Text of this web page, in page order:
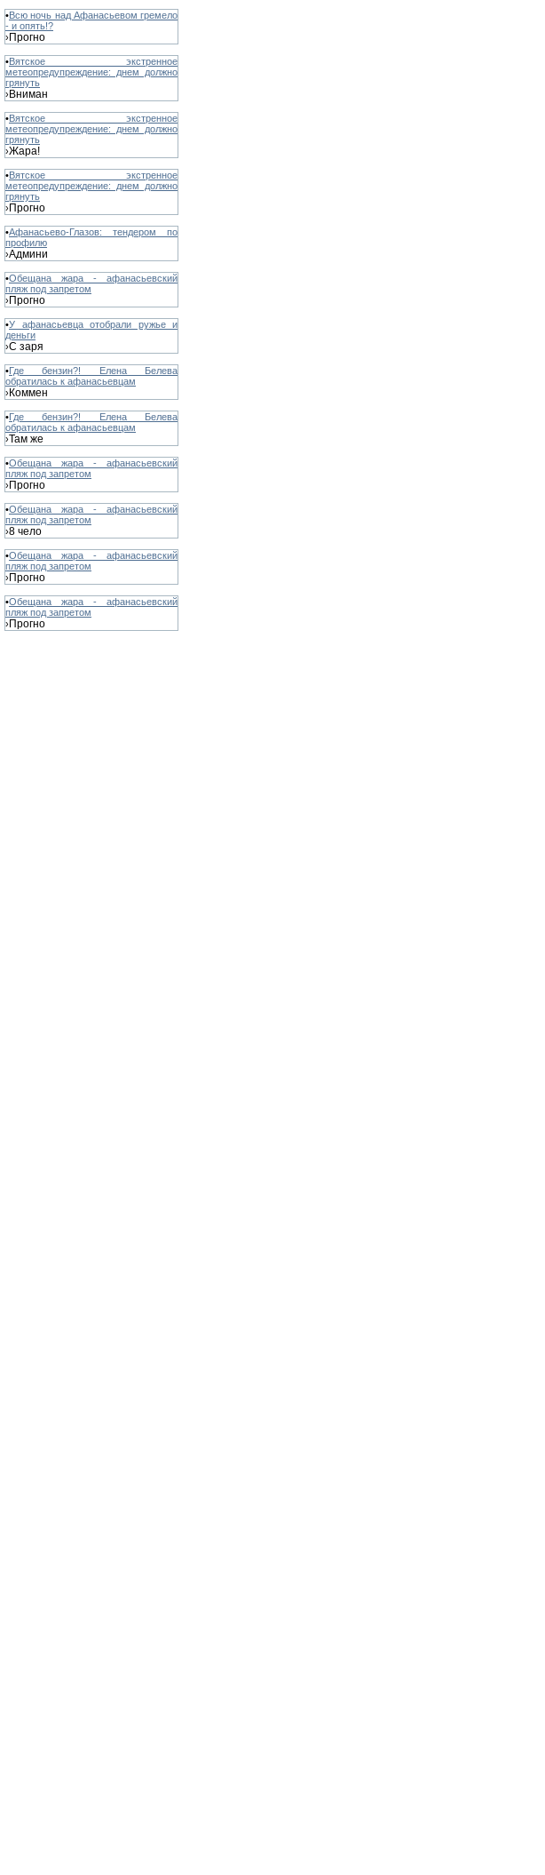
•Всю ночь над Афанасьевом гремело
- и опять!?
›Прогно
•Вятское экстренное
метеопредупреждение: днем должно
грянуть
›Вниман
•Вятское экстренное
метеопредупреждение: днем должно
грянуть
›Жара!
•Вятское экстренное
метеопредупреждение: днем должно
грянуть
›Прогно
•Афанасьево-Глазов: тендером по
профилю
›Админи
•Обещана жара - афанасьевский
пляж под запретом
›Прогно
•У афанасьевца отобрали ружье и
деньги
›С заря
•Где бензин?! Елена Белева
обратилась к афанасьевцам
›Коммен
•Где бензин?! Елена Белева
обратилась к афанасьевцам
›Там же
•Обещана жара - афанасьевский
пляж под запретом
›Прогно
•Обещана жара - афанасьевский
пляж под запретом
›8 чело
•Обещана жара - афанасьевский
пляж под запретом
›Прогно
•Обещана жара - афанасьевский
пляж под запретом
›Прогно